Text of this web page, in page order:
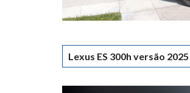
Lexus ES 300h versão 2025